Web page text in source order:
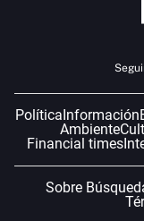
PolíticaInformación
Ambiente
Financial times
Sobre